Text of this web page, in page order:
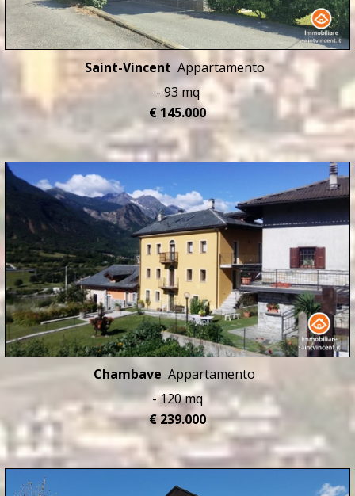
Saint-Vincent Appartamento
- 93 mq
€ 145.000
Chambave Appartamento
- 120 mq
€ 239.000